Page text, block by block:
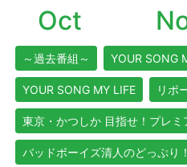
Oct
～過去番組～ YOUR SONG
YOUR SONG MY LIFE リポ
東京・かつしか 目指せ！プレミ
バッドボーイズ清人のどっぷり